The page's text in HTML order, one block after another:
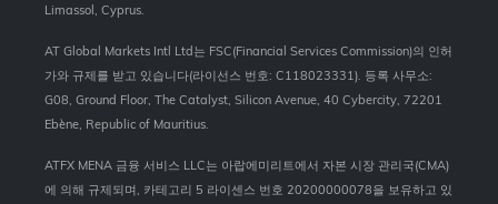
Limassol, Cyprus.
AT Global Markets Intl Ltd는 FSC(Financial Services Commission)의 인허
가와 규제를 받고 있습니다(라이선스 번호: C118023331). 등록 사무소:
G08, Ground Floor, The Catalyst, Silicon Avenue, 40 Cybercity, 72201
Ebène, Republic of Mauritius.
ATFX MENA 금융 서비스 LLC는 아랍에미리트에서 자본 시장 관리국(CMA)
에 의해 규제되며, 카테고리 5 라이센스 번호 20200000078을 보유하고 있